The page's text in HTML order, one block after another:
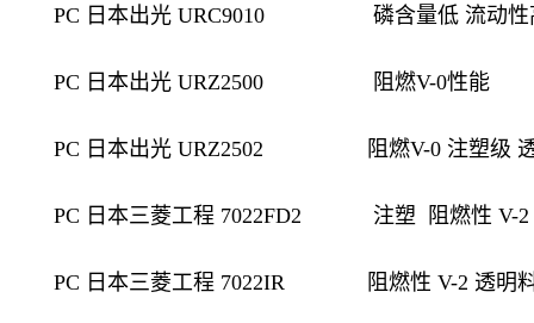
PC 日本出光 URC9010 磷含量低 流动
PC 日本出光 URZ2500 阻燃V-0性能
PC 日本出光 URZ2502 阻燃V-0 注塑级
PC 日本三菱工程 7022FD2 注塑 阻燃性 V-2
PC 日本三菱工程 7022IR 阻燃性 V-2 透明